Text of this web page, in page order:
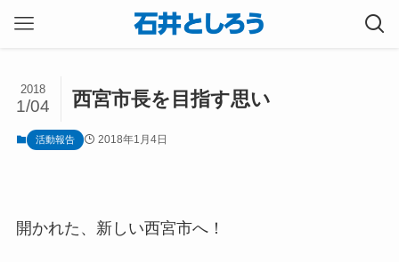
西宮市長を目指す思い
2018
1/04
活動報告 2018年1月4日
開かれた、新しい西宮市へ！